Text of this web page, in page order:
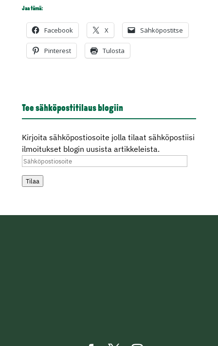
Jaa tämä:
Facebook X Sähköpostitse
Pinterest Tulosta
Tee sähköpostitilaus blogiin
Kirjoita sähköpostiosoite jolla tilaat sähköpostiisi
ilmoitukset blogin uusista artikkeleista.
Sähköpostiosoite
Tilaa